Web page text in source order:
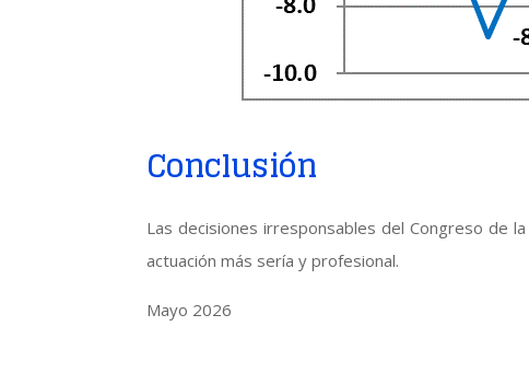
Conclusión
Las decisiones irresponsables del Congreso de
actuación más sería y profesional.
Mayo 2026